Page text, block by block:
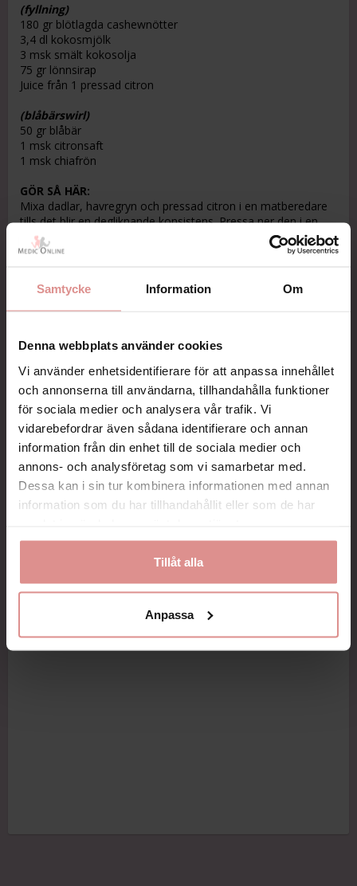
Samtycke Information Om
Denna webbplats använder cookies
Vi använder enhetsidentifierare för att anpassa innehållet
och annonserna till användarna, tillhandahålla funktioner
för sociala medier och analysera vår trafik. Vi
vidarebefordrar även sådana identifierare och annan
information från din enhet till de sociala medier och
annons- och analysföretag som vi samarbetar med.
Dessa kan i sin tur kombinera informationen med annan
information som du har tillhandahållit eller som de har
Tillåt alla
Anpassa
(fyllning)
180 gr blötlagda cashewnötter
3,4 dl kokosmjölk
3 msk smält kokosolja
75 gr lönnsirap
Juice från 1 pressad citron
(blåbärswirl)
50 gr blåbär
1 msk citronsaft
1 msk chiafrön
GÖR SÅ HÄR:
Mixa dadlar, havregryn och pressad citron i en matberedare
tills det blir en degliknande konsistens. Pressa ner den i en
rund bakform.
sedan häller över skalet. Mosa blåbären och blanda med
citron och chiafrön och låt stå 10 min. ”Swirla” sedan ner det i
fyllningen. Låt kakan stå i frysen runt 3h och ta ut den 15-20